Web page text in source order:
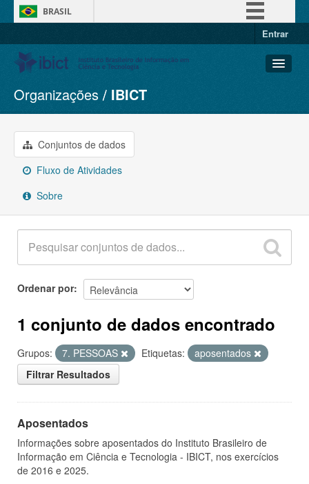
BRASIL
Entrar
Conjuntos de dados
Organizações
Grupos
Sobre
Organizações IBICT
Conjuntos de dados
Fluxo de Atividades
Sobre
Ordenar por
1 conjunto de dados encontrado
Grupos: 7. PESSOAS Etiquetas:
aposentados
Filtrar Resultados
Aposentados
Informações sobre aposentados do Instituto Brasileiro de
Informação em Ciência e Tecnologia - IBICT, nos exercícios
de 2016 e 2025.